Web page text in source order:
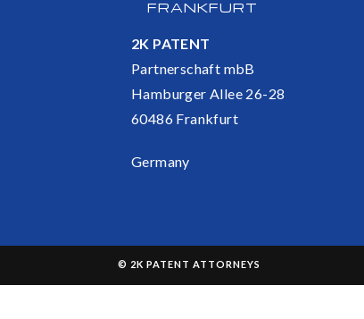
FRANKFURT
2K PATENT
Partnerschaft mbB
Hamburger Allee 26-28
60486 Frankfurt
Germany
© 2K PATENT ATTORNEYS